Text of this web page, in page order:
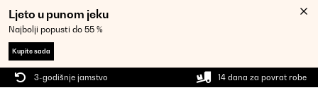
Ljeto u punom jeku
Najbolji popusti do 55 %
Kupite sada
3-godišnje jamstvo 14 dana za povrat robe